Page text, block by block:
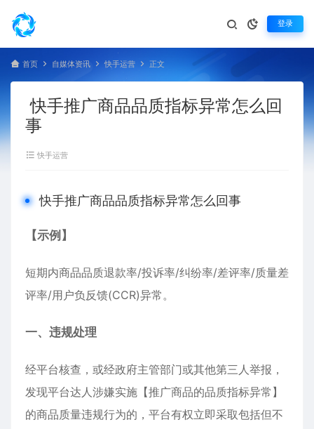
登录
首页 自媒体资讯 快手运营 正文
快手推广商品品质指标异常怎么回
事
快手运营
快手推广商品品质指标异常怎么回事
【示例】
短期内商品品质退款率/投诉率/纠纷率/差评率/质量差
评率/用户负反馈(CCR)异常。
一、违规处理
经平台核查，或经政府主管部门或其他第三人举报，
发现平台达人涉嫌实施【推广商品的品质指标异常】
的商品质量违规行为的，平台有权立即采取包括但不